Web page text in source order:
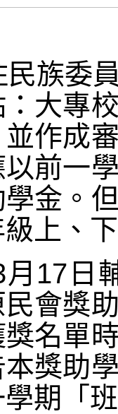
民族委
大專
作成
前一
金。
上、
17日
會獎
名單
獎助
期「